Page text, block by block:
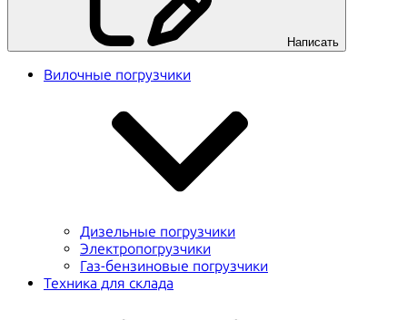
Написать
Вилочные погрузчики
Дизельные погрузчики
Электропогрузчики
Газ-бензиновые погрузчики
Техника для склада